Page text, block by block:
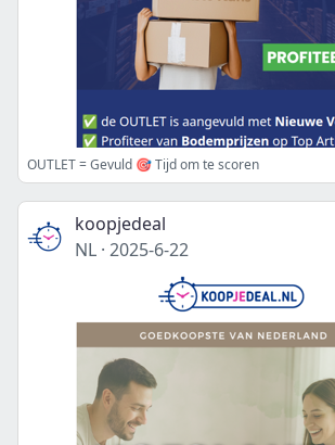
OUTLET = Gevuld 🎯 Tijd om te scoren
koopjedeal
NL · 2025-6-22